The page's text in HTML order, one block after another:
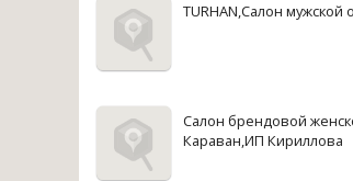
TURHAN,Салон мужской
Салон брендовой
Караван,ИП Кириллова